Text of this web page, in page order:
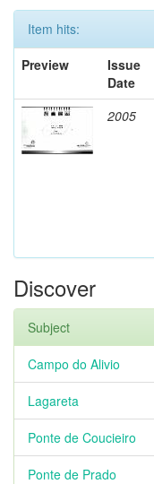
Item hits:
Preview
Issue
Date
2005
Discover
Subject
Campo do Alivio
Lagareta
Ponte de Coucieiro
Ponte de Prado